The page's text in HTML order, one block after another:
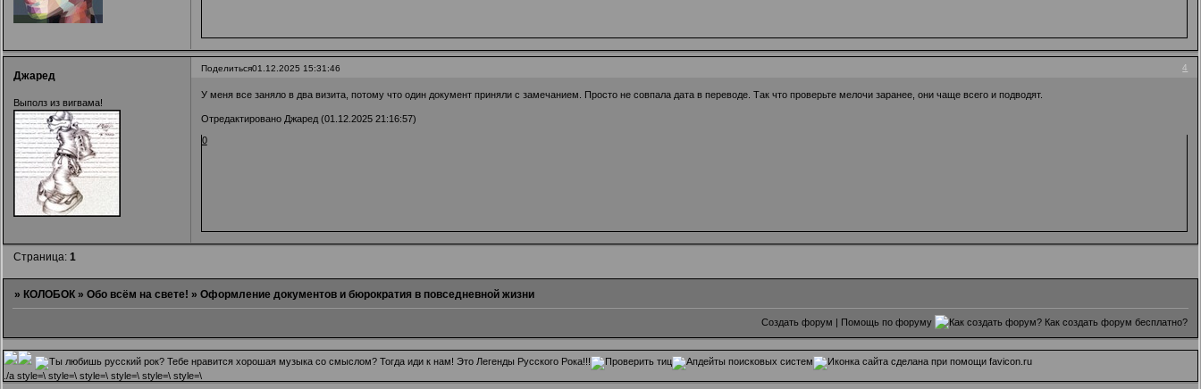
Поделиться 4
01.12.2025 15:31:46
Джаред
Выполз из вигвама!
У меня все заняло в два визита, потому что один документ приняли с замечанием. Просто не совпала дата в переводе. Так что проверьте мелочи заранее, они чаще всего и подводят.
Отредактировано Джаред (01.12.2025 21:16:57)
0
Страница: 1
» КОЛОБОК » Обо всём на свете! » Оформление документов и бюрократия в повседневной жизни
Создать форум | Помощь по форуму
/a style=\ style=\ style=\ style=\ style=\ style=\